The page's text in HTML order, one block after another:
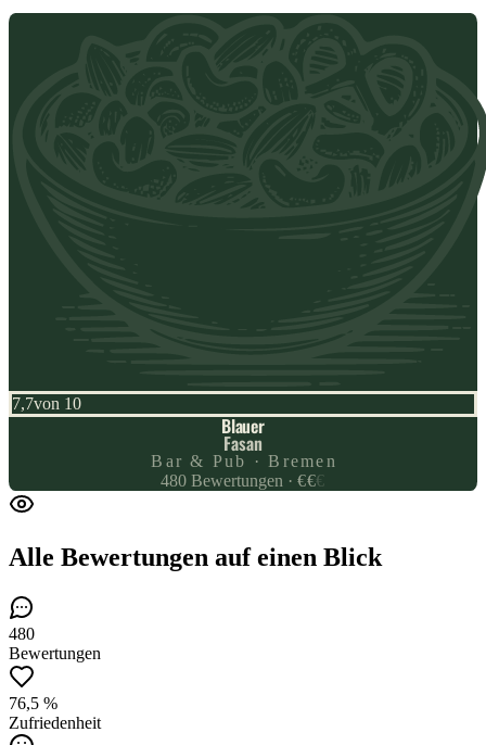
7,7von 10
Blauer
Fasan
Bar & Pub · Bremen
480 Bewertungen ·€€€
Alle Bewertungen auf einen Blick
480
Bewertungen
76,5 %
Zufriedenheit